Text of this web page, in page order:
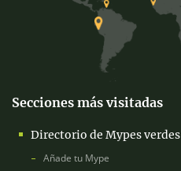
Secciones más visitadas
Directorio de Mypes verdes
Añade tu Mype